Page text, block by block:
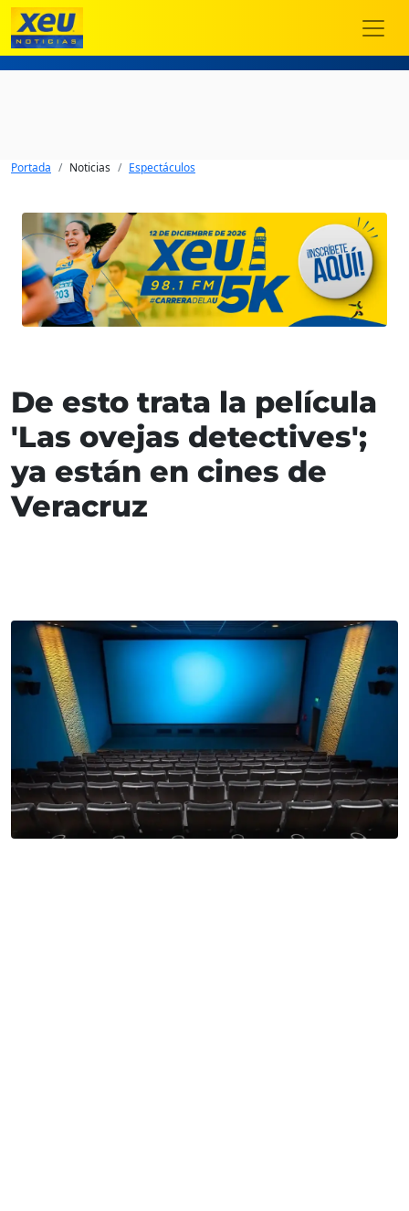
Portada Noticias Espectáculos
De esto trata la película
'Las ovejas detectives';
ya están en cines de
Veracruz